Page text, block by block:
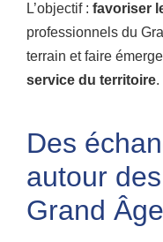
L’objectif : favoriser
professionnels du
terrain et faire
service du territoire.
Des
autour
Grand Âge